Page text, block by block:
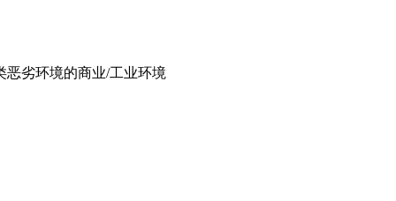
恶劣环境的商业/工业环境